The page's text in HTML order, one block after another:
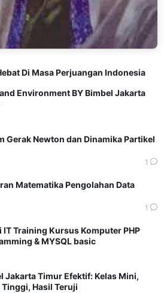
Di Masa Perjuangan Indonesia
Environment BY Bimbel Jakarta
Gerak Newton dan Dinamika Partikel
1
Matematika Pengolahan Data
1
IT Training Kursus Komputer PHP
& MYSQL basic
Jakarta Timur Efektif: Kelas Mini,
Tinggi, Hasil Teruji